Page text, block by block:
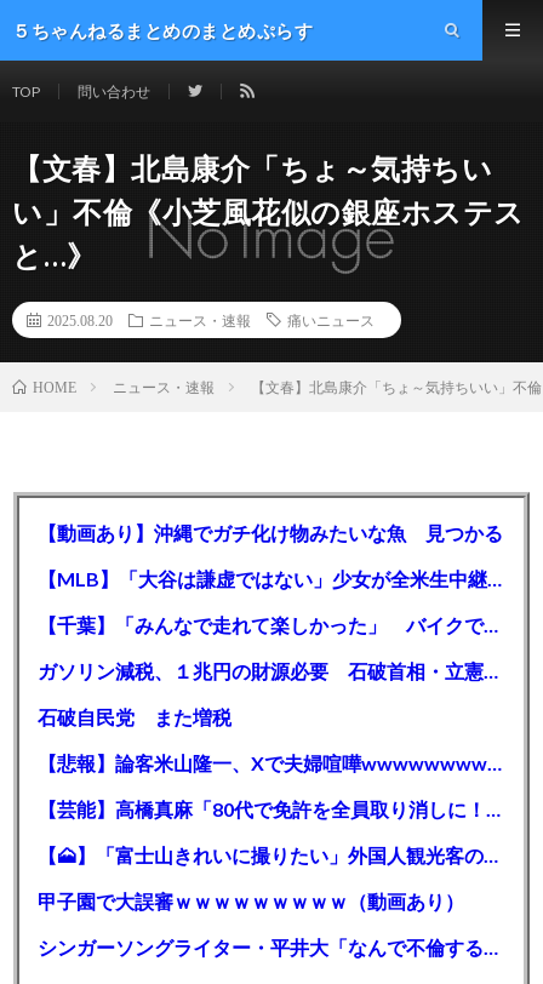
５ちゃんねるまとめのまとめぷらす
TOP 問い合わせ
【文春】北島康介「ちょ～気持ちい
い」不倫《小芝風花似の銀座ホステス
と…》
2025.08.20 ニュース・速報 痛いニュース
HOME ニュース・速報 【文春】北島康介「ちょ～気持ちいい」不
【動画あり】沖縄でガチ化け物みたいな魚 見つかる
【MLB】「大谷は謙虚ではない」少女が全米生中継で突然の大谷翔平批判 サイン無視された過去明かす
【千葉】「みんなで走れて楽しかった」 バイクでバースデー集団暴走 男女５７人を書類送検 SNSで参加者募る
ガソリン減税、１兆円の財源必要 石破首相・立憲野田氏「財源は死に物狂いで確保しなければならない」「本当に死に物狂いで」
石破自民党 また増税
【悲報】論客米山隆一、Xで夫婦喧嘩wwwwwwwwwwww
【芸能】高橋真麻「80代で免許を全員取り消しに！」 高齢ドライバーの事故問題で、高齢者の運転免許取り消し法を提案
【🗻】「富士山きれいに撮りたい」外国人観光客のレンタカー事故が急増…「ハンドルが逆で慣れず」、道の狭さも
甲子園で大誤審ｗｗｗｗｗｗｗｗｗ（動画あり）
シンガーソングライター・平井大「なんで不倫するか知ってる？妥協で結婚するからさ。」←浅すぎると大炎上